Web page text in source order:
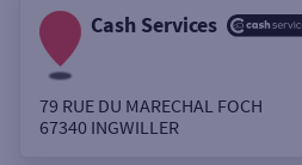
Autour de
Cash Services
79 RUE DU MARECHAL FOCH
67340 INGWILLER